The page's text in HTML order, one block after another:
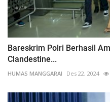
Bareskrim Polri Berhasil
Clandestine...
HUMAS MANGGARAI Des 22, 2024